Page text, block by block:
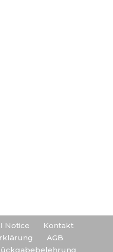
Notice
Kontakt
AGB